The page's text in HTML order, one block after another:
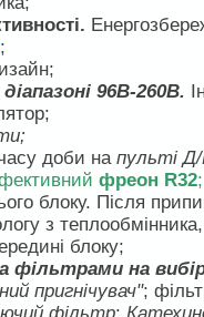
;
96В-260В.
доби на пульті Д/
фреон R32;
блоку. Після
з
блоку;
на
пригнічувач";